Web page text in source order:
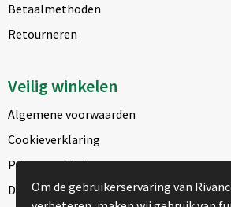
Betaalmethoden
Retourneren
Veilig winkelen
Algemene voorwaarden
Cookieverklaring
Privacyverklaring
Disclaimer
Om de gebruikerservaring van